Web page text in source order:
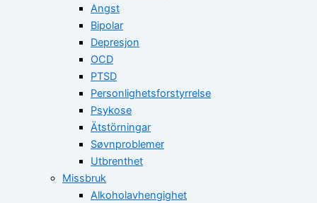
Angst
Bipolar
Depresjon
OCD
PTSD
Personlighetsforstyrrelse
Psykose
Ätstörningar
Søvnproblemer
Utbrenthet
Missbruk
Alkoholavhengighet